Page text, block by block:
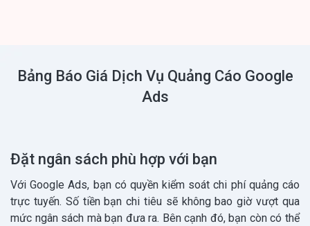
Bảng Báo Giá Dịch Vụ Quảng Cáo Google
Ads
Đặt ngân sách phù hợp với bạn
Với Google Ads, bạn có quyền kiểm soát chi phí quảng cáo
trực tuyến. Số tiền bạn chi tiêu sẽ không bao giờ vượt qua
mức ngân sách mà bạn đưa ra. Bên cạnh đó, bạn còn có thể